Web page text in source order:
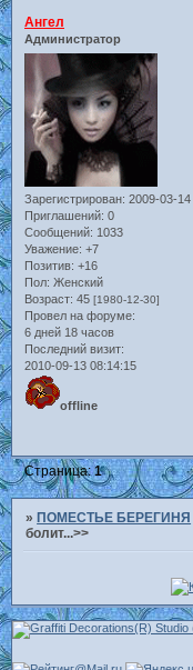
Ангел
Администратор
Зарегистрирован: 2009-03-14
Приглашений: 0
Сообщений: 1033
Уважение: +7
Позитив: +16
Пол: Женский
Возраст: 45 [1980-12-30]
Провел на форуме:
6 дней 18 часов
Последний визит:
2010-09-13 08:14:15
offline
Страница:1
» ПОМЕСТЬЕ БЕРЕГИНЯ
болит...>>